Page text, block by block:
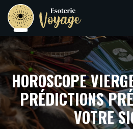
HOROSCOPE
PRÉDICTIONS
VOTRE